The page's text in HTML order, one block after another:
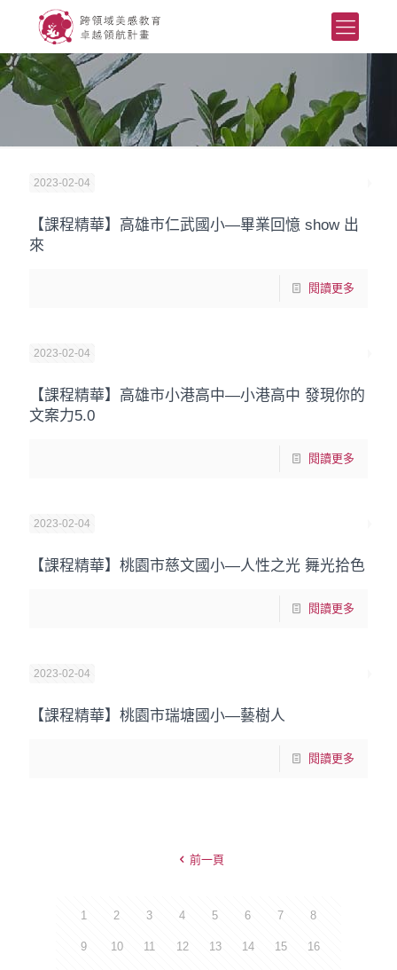
2023-02-04
【課程精華】高雄市仁武國小—畢業回憶 show 出
來
閱讀更多
2023-02-04
【課程精華】高雄市小港高中—小港高中 發現你的
文案力5.0
閱讀更多
2023-02-04
【課程精華】桃園市慈文國小—人性之光 舞光拾色
閱讀更多
2023-02-04
【課程精華】桃園市瑞塘國小—藝樹人
閱讀更多
前一頁
1 2 3 4 5 6 7 8
9 10 11 12 13 14 15 16